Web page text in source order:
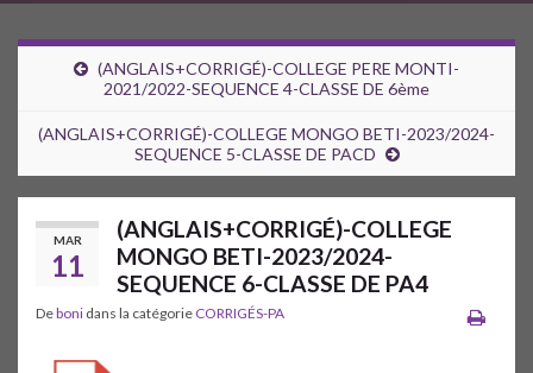
(ANGLAIS+CORRIGÉ)-COLLEGE PERE MONTI-
2021/2022-SEQUENCE 4-CLASSE DE 6ème
(ANGLAIS+CORRIGÉ)-COLLEGE MONGO BETI-2023/2024-
SEQUENCE 5-CLASSE DE PACD
MAR
11
(ANGLAIS+CORRIGÉ)-COLLEGE
MONGO BETI-2023/2024-
SEQUENCE 6-CLASSE DE PA4
Deboni dans la catégorie CORRIGÉS-PA